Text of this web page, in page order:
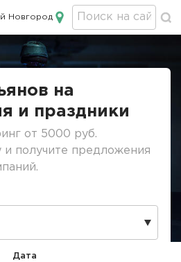
в Нижнем Новгороде
Новгород
на
и праздники
от 5000 руб.
и получите предложения
Дата